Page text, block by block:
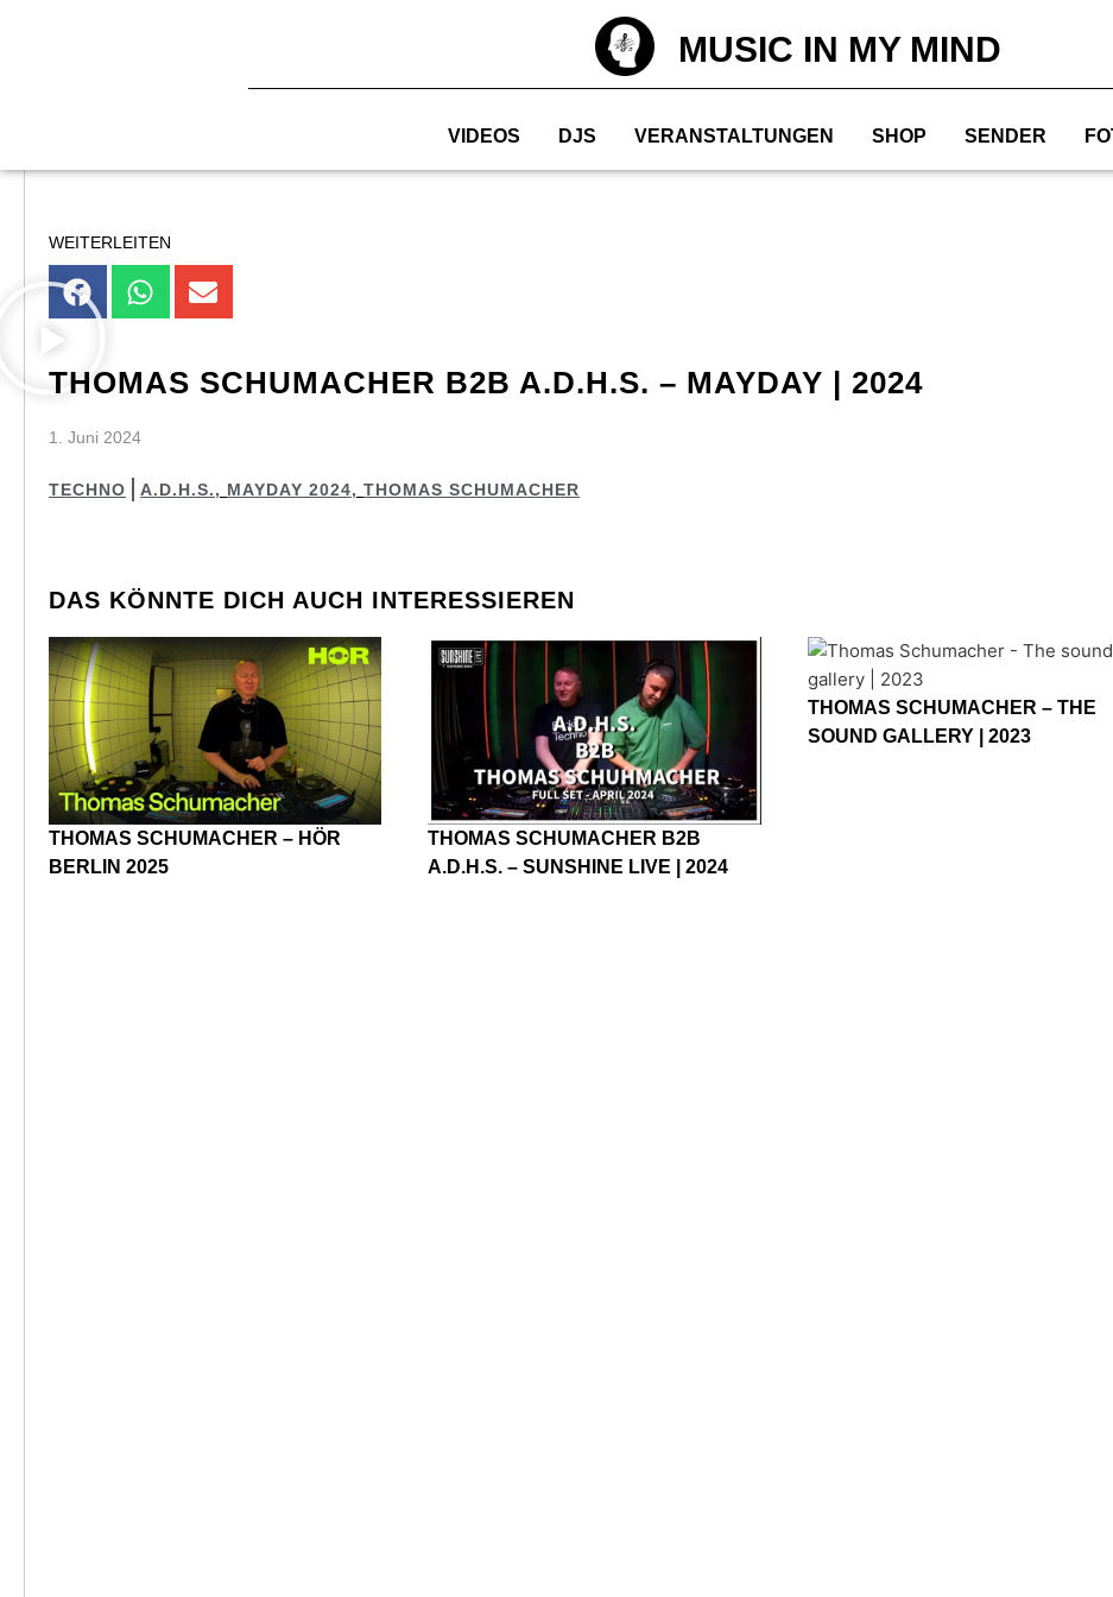
MUSIC IN MY MIND
VIDEOS DJS VERANSTALTUNGEN SHOP SENDER
WEITERLEITEN
THOMAS SCHUMACHER B2B A.D.H.S. – MAYDAY | 2024
1. Juni 2024
TECHNO A.D.H.S., MAYDAY 2024, THOMAS SCHUMACHER
DAS KÖNNTE DICH AUCH INTERESSIEREN
THOMAS SCHUMACHER – HÖR
BERLIN 2025
THOMAS SCHUMACHER B2B
A.D.H.S. – SUNSHINE LIVE | 2024
THOMAS SCHUMACHER – THE
SOUND GALLERY | 2023